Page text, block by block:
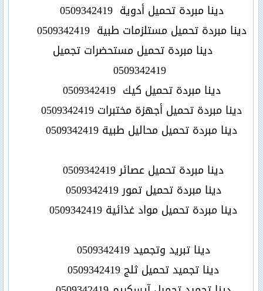
دينا مبردة تحميل أدوية0509342419
دينا مبردة تحميل مستلزمات طبية0509342419
دينا مبردة تحميل مستحضرات تجميل
0509342419
دينا مبردة تحميل كيك0509342419
دينا مبردة تحميل أجهزة مختبرات 0509342419
دينا مبردة تحميل محاليل طبية 0509342419
دينا مبردة تحميل عصائر0509342419
دينا مبردة تحميل تمور0509342419
دينا مبردة تحميل مواد غذائية 0509342419
دينا تبريد وتجميد0509342419
دينا تجميد تحميل ثلج0509342419